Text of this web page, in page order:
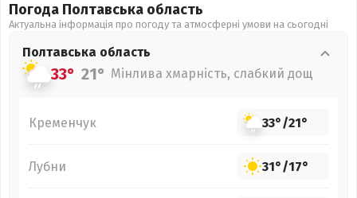
Погода Полтавська область
Актуальна інформація про погоду та атмосферні умови на сьогодні
Полтавська область
33° 21° Мінлива хмарність, слабкий дощ
Кременчук 33°/21°
Лубни 31°/17°